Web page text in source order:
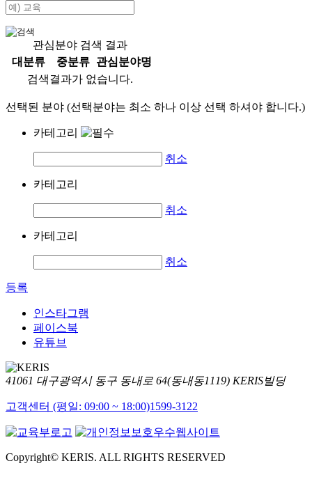
관심분야 검색 결과
대분류
중분류
관심분야명
검색결과가 없습니다.
선택된 분야 (선택분야는 최소 하나 이상 선택 하셔야 합니다.)
카테고리
취소
카테고리
취소
카테고리
취소
등록
인스타그램
페이스북
유튜브
41061 대구광역시 동구 동내로 64(동내동1119) KERIS빌딩
고객센터 (평일: 09:00 ~ 18:00)1599-3122
Copyright© KERIS. ALL RIGHTS RESERVED